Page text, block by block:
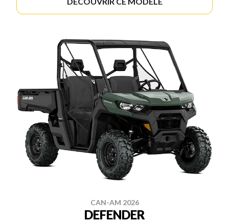
CAN-AM 2026
DEFENDER